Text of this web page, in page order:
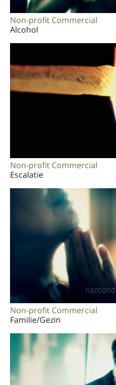
Non-profit Commercial
Alcohol
Non-profit Commercial
Escalatie
Non-profit Commercial
Familie/Gezin